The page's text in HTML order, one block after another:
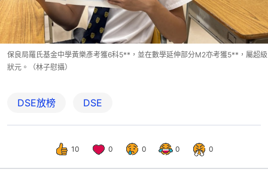
保良局羅氏基金中學黃樂彥考獲6科5**，並在數學延伸部分M2亦考獲5**，屬超級
狀元。（林子慰攝）
DSE放榜 DSE
10 0 0 0 0